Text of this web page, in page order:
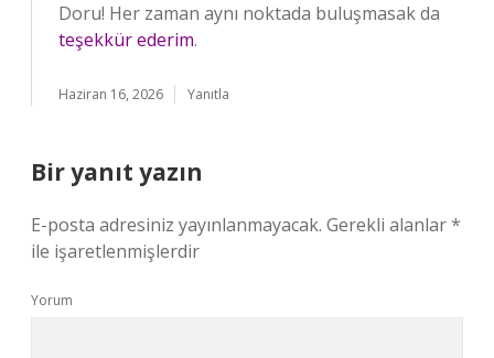
Doru! Her zaman aynı noktada buluşmasak da
teşekkür ederim.
Haziran 16, 2026 Yanıtla
Bir yanıt yazın
E-posta adresiniz yayınlanmayacak. Gerekli alanlar*
ile işaretlenmişlerdir
Yorum